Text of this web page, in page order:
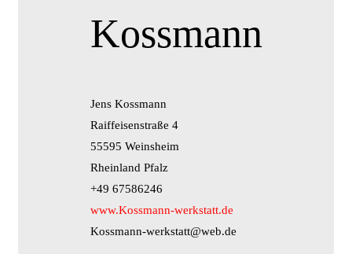
Kossmann
Jens Kossmann
Raiffeisenstraße 4
55595 Weinsheim
Rheinland Pfalz
+49 67586246
www.Kossmann-werkstatt.de
Kossmann-werkstatt@web.de